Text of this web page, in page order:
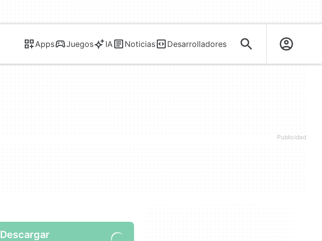
Apps Juegos IA Noticias Desarrolladores
Descargar